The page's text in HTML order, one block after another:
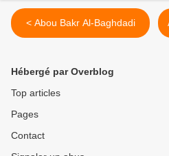
< Abou Bakr Al-Baghdadi
Hébergé par Overblog
Top articles
Pages
Contact